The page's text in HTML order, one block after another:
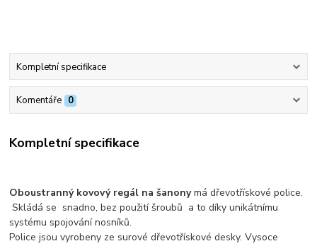
Kompletní specifikace
Komentáře 0
Kompletní specifikace
Oboustranný kovový regál na šanonymá dřevotřískové police.
Skládá se snadno, bez použití šroubů a to díky unikátnímu
systému spojování nosníků.
Police jsou vyrobeny ze surové dřevotřískové desky. Vysoce